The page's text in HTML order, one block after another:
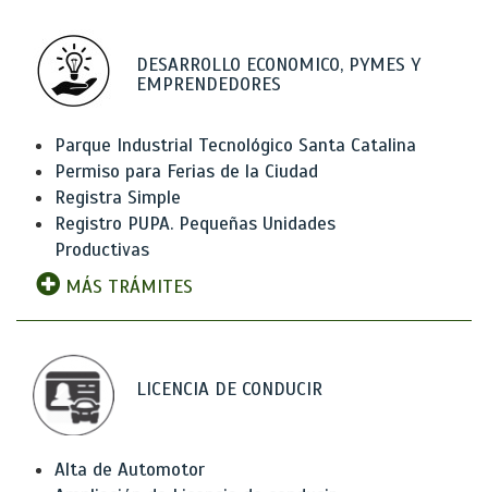
DESARROLLO ECONOMICO, PYMES Y
EMPRENDEDORES
Parque Industrial Tecnológico Santa Catalina
Permiso para Ferias de la Ciudad
Registra Simple
Registro PUPA. Pequeñas Unidades
Productivas
MÁS TRÁMITES
LICENCIA DE CONDUCIR
Alta de Automotor